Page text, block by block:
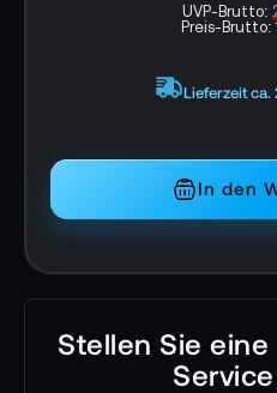
UVP-Brutto:
Preis-Brutto:
Lieferzeit ca.
In den
Stellen Sie